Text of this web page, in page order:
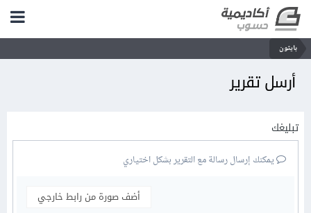
بايثون
أرسل تقرير
تبليغك
يمكنك إرسال رسالة مع التقرير بشكل اختياري
أضف صورة من رابط خارجي